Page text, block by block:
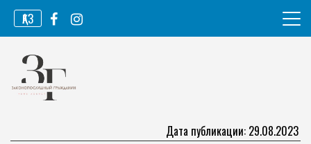
Перейти
содержимому
ҚАЗ
Законопослушный гражданин
Дата публикации: 29.08.2023